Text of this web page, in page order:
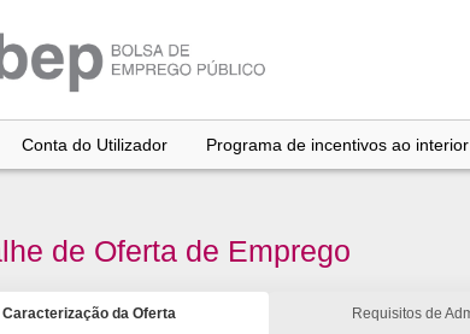
Conta do Utilizador Programa de incentivos ao interior
de Oferta de Emprego
Caracterização da Oferta Requisitos de